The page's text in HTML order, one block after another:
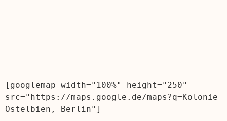
[googlemap width="100%" height="250"
src="https://maps.google.de/maps?q=Kolonie
Ostelbien, Berlin"]